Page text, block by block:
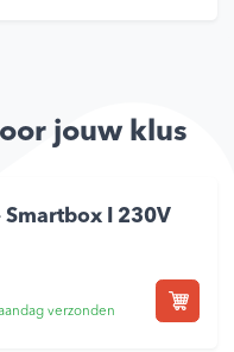
jouw klus
Smartbox I 230V
verzonden